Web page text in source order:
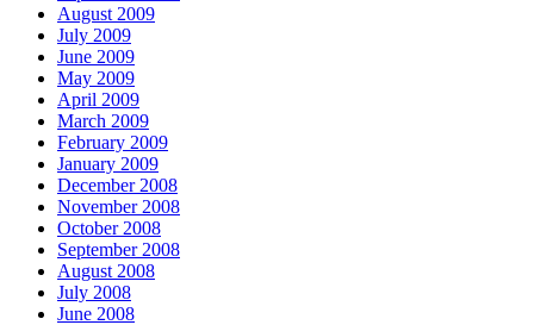
August 2009
July 2009
June 2009
May 2009
April 2009
March 2009
February 2009
January 2009
December 2008
November 2008
October 2008
September 2008
August 2008
July 2008
June 2008